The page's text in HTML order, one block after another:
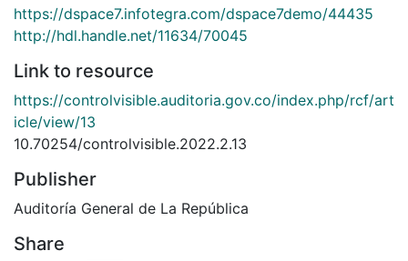
https://dspace7.infotegra.com/dspace7demo/44435
http://hdl.handle.net/11634/70045
Link to resource
https://controlvisible.auditoria.gov.co/index.php/rcf/art
icle/view/13
10.70254/controlvisible.2022.2.13
Publisher
Auditoría General de La República
Share